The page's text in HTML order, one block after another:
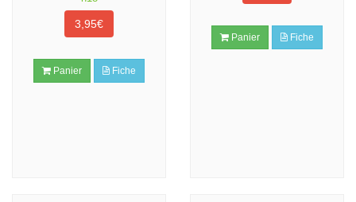
3,95€
Panier Fiche
Panier Fiche